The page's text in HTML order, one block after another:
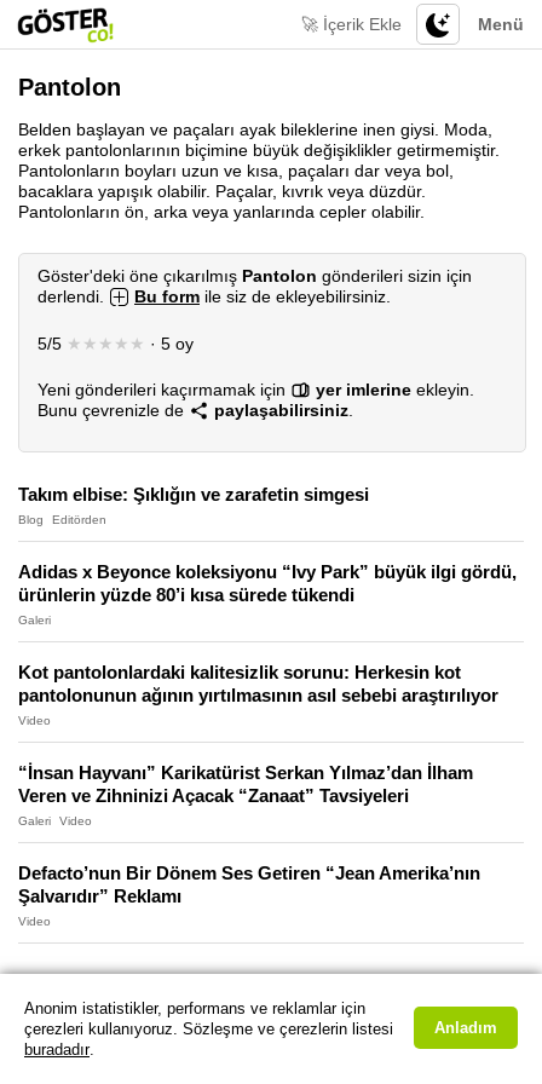
Menü
🚀 İçerik Ekle
Pantolon
Belden başlayan ve paçaları ayak bileklerine inen giysi. Moda,
erkek pantolonlarının biçimine büyük değişiklikler getirmemiştir.
Pantolonların boyları uzun ve kısa, paçaları dar veya bol,
bacaklara yapışık olabilir. Paçalar, kıvrık veya düzdür.
Pantolonların ön, arka veya yanlarında cepler olabilir.
Göster'deki öne çıkarılmış Pantolon gönderileri sizin için
derlendi.
Bu form ile siz de ekleyebilirsiniz.
5/5 ★★★★★ · 5 oy
Yeni gönderileri kaçırmamak için yer imlerine ekleyin.
Bunu çevrenizle de
paylaşabilirsiniz
Takım elbise: Şıklığın ve zarafetin simgesi
Blog Editörden
Adidas x Beyonce koleksiyonu “Ivy Park” büyük ilgi gördü,
ürünlerin yüzde 80’i kısa sürede tükendi
Galeri
Kot pantolonlardaki kalitesizlik sorunu: Herkesin kot
pantolonunun ağının yırtılmasının asıl sebebi araştırılıyor
Video
“İnsan Hayvanı” Karikatürist Serkan Yılmaz’dan İlham
Veren ve Zihninizi Açacak “Zanaat” Tavsiyeleri
Galeri Video
Defacto’nun Bir Dönem Ses Getiren “Jean Amerika’nın
Şalvarıdır” Reklamı
Video
Anonim istatistikler, performans ve reklamlar için
çerezleri kullanıyoruz. Sözleşme ve çerezlerin listesi
buradadır.
Anladım